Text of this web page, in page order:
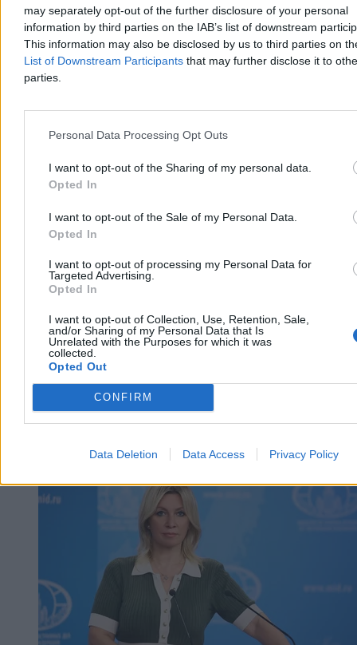
may separately opt-out of the further disclosure of your personal
information by third parties on the IAB’s list of downstream
This information may also be disclosed by us to third parties on
List of Downstream Participants that may further disclose it to
parties.
Personal Data Processing Opt Outs
I want to opt-out of the Sharing of my personal data.
Opted In
I want to opt-out of the Sale of my Personal Data.
Opted In
I want to opt-out of processing my Personal Data for
Targeted Advertising.
Opted In
I want to opt-out of Collection, Use, Retention, Sale,
and/or Sharing of my Personal Data that Is
Unrelated with the Purposes for which it was
collected.
Opted Out
CONFIRM
Data Deletion Data Access Privacy Policy
Rolnik zaorał nowy asfalt w Gliwicach. Straty to
ok. 400 tys. zł
W piątek w gliwickiej dzielnicy Ostropa 60-letni rolnik ciągnikiem
marki Ursus celowo wjechał na świeżo położony asfalt, niszcząc
do niego. Policja zatrzymała go na gorącym uczynku. Straty
oszacowano wstępnie na ok. 400 tys. zł.
Aleksandra Cieślik
Reklama